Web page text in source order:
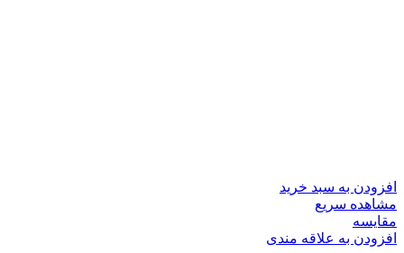
افزودن به سبد خرید
مشاهده سریع
مقایسه
افزودن به علاقه مندی